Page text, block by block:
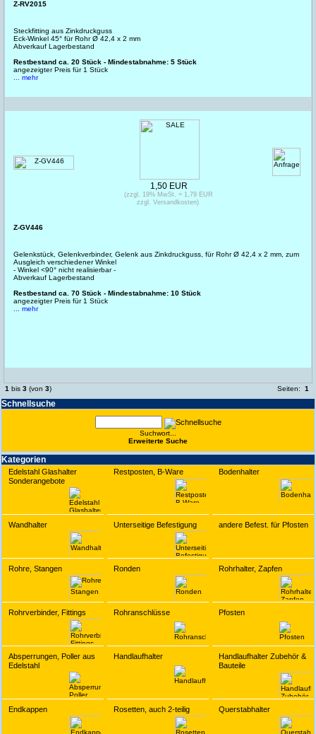
Schnell­suche
Suchwort...
Erwei­terte Suche
Kate­gorien
Edelstahl Glashalter
Sonderangebote
Restposten, B-Ware Bodenhalter
Wandhalter Unterseitige Befestigung andere Befest. für Pfosten
Rohre, Stangen Ronden Rohrhalter, Zapfen
Rohrverbinder, Fittings Rohranschlüsse Pfosten
Absperrungen, Poller aus
Edelstahl
Handlaufhalter
Handlaufhalter Zubehör &
Bauteile
Endkappen Rosetten, auch 2-teilig Querstabhalter
Z-RV2015
Steckfitting aus Zinkdruckguss
Eck-Winkel 45° für Rohr Ø 42,4 x 2 mm
Abverkauf Lagerbestand
Restbestand ca. 20 Stück - Mindestabnahme: 5 Stück
angezeigter Preis für 1 Stück
... mehr
Z-GV446
Gelenkstück, Gelenkverbinder, Gelenk aus Zinkdruckguss, für Rohr Ø 42,4 x 2 mm, zum
Ausgleich verschiedener Winkel
- Winkel <90° nicht realisierbar -
Abverkauf Lagerbestand
Restbestand ca. 70 Stück - Mindestabnahme: 10 Stück
angezeigter Preis für 1 Stück
... mehr
1,50 EUR
(zzgl. 19% MwSt. = 1,79 EUR
zzgl. Versandkosten)
1 bis 3 (von 3) Seiten: 1